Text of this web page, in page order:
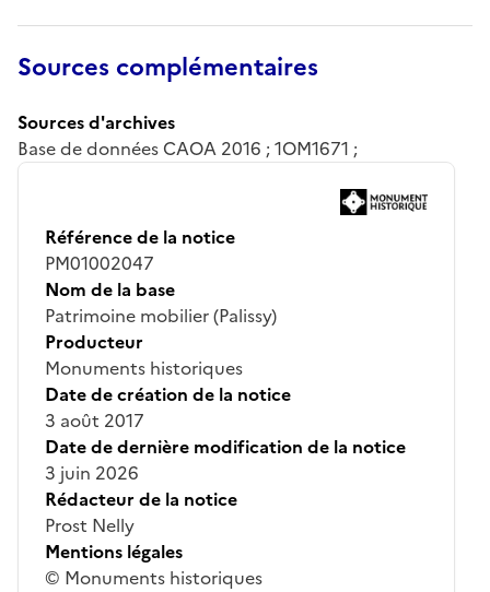
Sources complémentaires
Sources d'archives
Base de données CAOA 2016 ; 1OM1671 ;
Référence de la notice
PM01002047
Nom de la base
Patrimoine mobilier (Palissy)
Producteur
Monuments historiques
Date de création de la notice
3 août 2017
Date de dernière modification de la notice
3 juin 2026
Rédacteur de la notice
Prost Nelly
Mentions légales
© Monuments historiques